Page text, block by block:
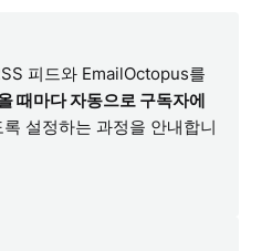
피드와 EmailOctopus를
때마다 자동으로 구독자에
록 설정하는 과정을 안내합니